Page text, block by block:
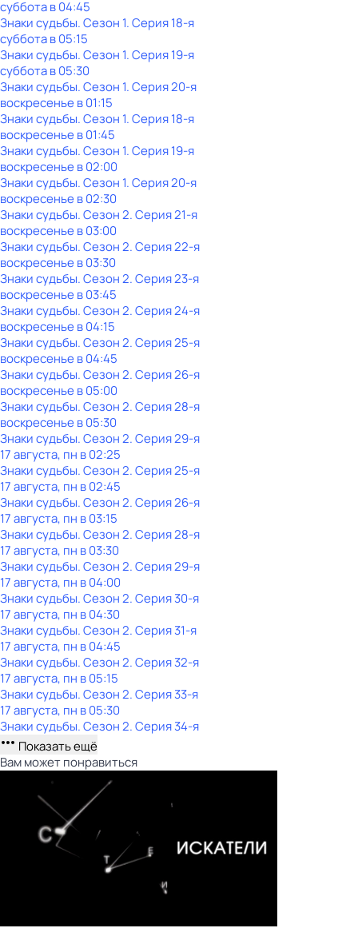
субботав04:45
Знаки cyдьбы. Сезон 1. Серия 18-я
субботав05:15
Знаки cyдьбы. Сезон 1. Серия 19-я
субботав05:30
Знаки cyдьбы. Сезон 1. Серия 20-я
воскресенье в01:15
Знаки cyдьбы. Сезон 1. Серия 18-я
воскресенье в01:45
Знаки cyдьбы. Сезон 1. Серия 19-я
воскресенье в02:00
Знаки cyдьбы. Сезон 1. Серия 20-я
воскресенье в02:30
Знаки cyдьбы. Сезон 2. Серия 21-я
воскресенье в03:00
Знаки cyдьбы. Сезон 2. Серия 22-я
воскресенье в03:30
Знаки cyдьбы. Сезон 2. Серия 23-я
воскресенье в03:45
Знаки cyдьбы. Сезон 2. Серия 24-я
воскресенье в04:15
Знаки cyдьбы. Сезон 2. Серия 25-я
воскресенье в04:45
Знаки cyдьбы. Сезон 2. Серия 26-я
воскресенье в05:00
Знаки cyдьбы. Сезон 2. Серия 28-я
воскресенье в05:30
Знаки cyдьбы. Сезон 2. Серия 29-я
17 августа, пн в 02:25
Знаки cyдьбы. Сезон 2. Серия 25-я
17 августа, пн в 02:45
Знаки cyдьбы. Сезон 2. Серия 26-я
17 августа, пн в 03:15
Знаки cyдьбы. Сезон 2. Серия 28-я
17 августа, пн в 03:30
Знаки cyдьбы. Сезон 2. Серия 29-я
17 августа, пн в 04:00
Знаки cyдьбы. Сезон 2. Серия 30-я
17 августа, пн в 04:30
Знаки cyдьбы. Сезон 2. Серия 31-я
17 августа, пн в 04:45
Знаки cyдьбы. Сезон 2. Серия 32-я
17 августа, пн в 05:15
Знаки cyдьбы. Сезон 2. Серия 33-я
17 августа, пн в 05:30
Знаки cyдьбы. Сезон 2. Серия 34-я
Показать ещё
Вам может понравиться